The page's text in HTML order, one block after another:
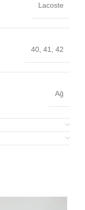
Lacoste
40, 41, 42
Ağ